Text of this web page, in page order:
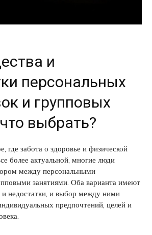
и
персональных
и групповых
выбрать?
где забота о здоровье и физической
более актуальной, многие люди
между персональными
занятиями. Оба варианта имеют
недостатки, и выбор между ними
предпочтений, целей и